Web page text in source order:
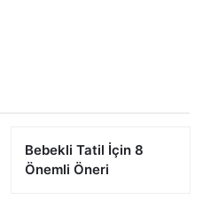
Bebekli Tatil İçin 8
Önemli Öneri